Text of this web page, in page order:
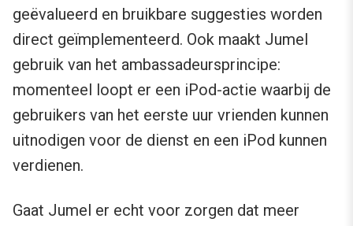
geëvalueerd en bruikbare suggesties worden
direct geïmplementeerd. Ook maakt Jumel
gebruik van het ambassadeursprincipe:
momenteel loopt er een iPod-actie waarbij de
gebruikers van het eerste uur vrienden kunnen
uitnodigen voor de dienst en een iPod kunnen
verdienen.
Gaat Jumel er echt voor zorgen dat meer